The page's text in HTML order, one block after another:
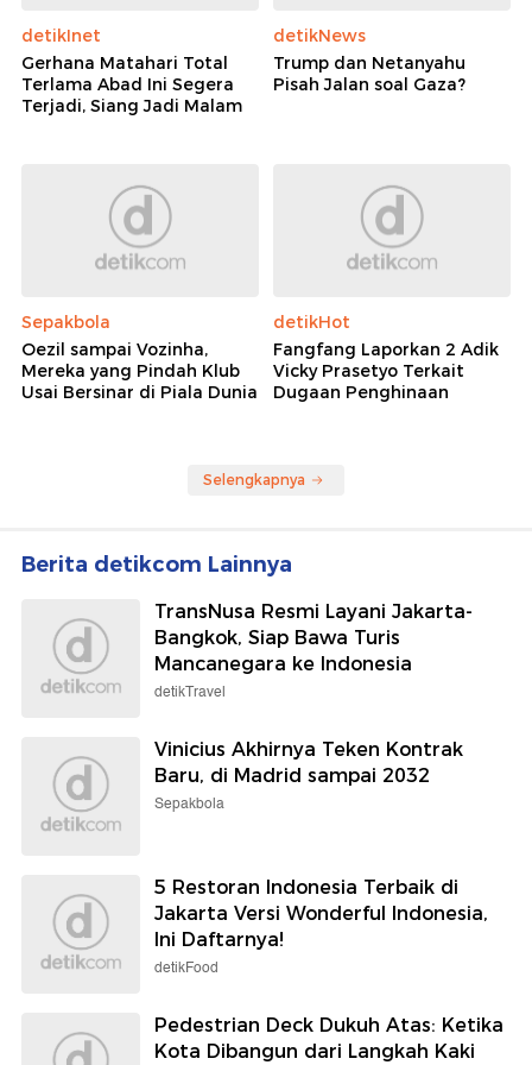
detikInet
Gerhana Matahari Total
Terlama Abad Ini Segera
Terjadi, Siang Jadi Malam
detikNews
Trump dan Netanyahu
Pisah Jalan soal Gaza?
Sepakbola
Oezil sampai Vozinha,
Mereka yang Pindah Klub
Usai Bersinar di Piala Dunia
detikHot
Fangfang Laporkan 2 Adik
Vicky Prasetyo Terkait
Dugaan Penghinaan
Selengkapnya
Berita detikcom Lainnya
TransNusa Resmi Layani Jakarta-
Bangkok, Siap Bawa Turis
Mancanegara ke Indonesia
detikTravel
Vinicius Akhirnya Teken Kontrak
Baru, di Madrid sampai 2032
Sepakbola
5 Restoran Indonesia Terbaik di
Jakarta Versi Wonderful Indonesia,
Ini Daftarnya!
detikFood
Pedestrian Deck Dukuh Atas: Ketika
Kota Dibangun dari Langkah Kaki